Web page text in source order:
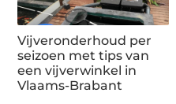
Vijveronderhoud per
seizoen met tips van
een vijverwinkel in
Vlaams-Brabant